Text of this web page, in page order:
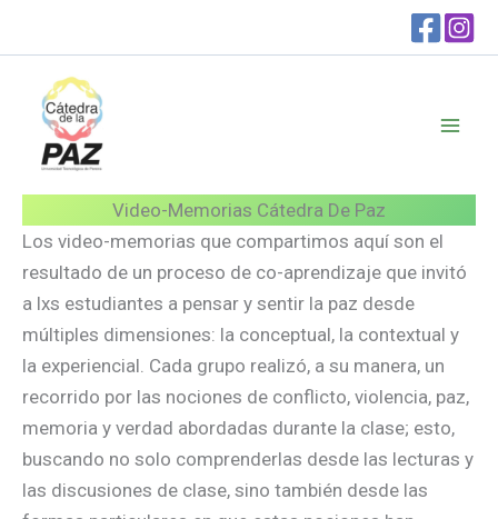
contenido
Video-Memorias Cátedra De Paz
Los video-memorias que compartimos aquí son el
resultado de un proceso de co-aprendizaje que invitó
a lxs estudiantes a pensar y sentir la paz desde
múltiples dimensiones: la conceptual, la contextual y
la experiencial. Cada grupo realizó, a su manera, un
recorrido por las nociones de conflicto, violencia, paz,
memoria y verdad abordadas durante la clase; esto,
buscando no solo comprenderlas desde las lecturas y
las discusiones de clase, sino también desde las